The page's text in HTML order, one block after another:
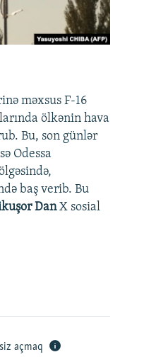
məxsus F-16
ölkənin hava
Bu, son günlər
Odessa
baş verib. Bu
DanX sosial
açmaq